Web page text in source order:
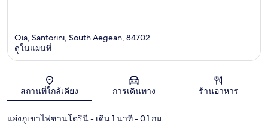
แผนที่
Oia, Santorini, South Aegean, 84702
ดูในแผนที่
สถานที่ใกล้เคียง การเดินทาง ร้านอาหาร
แอ่งภูเขาไฟซานโตรินี- เดิน 1 นาที- 0.1 กม.